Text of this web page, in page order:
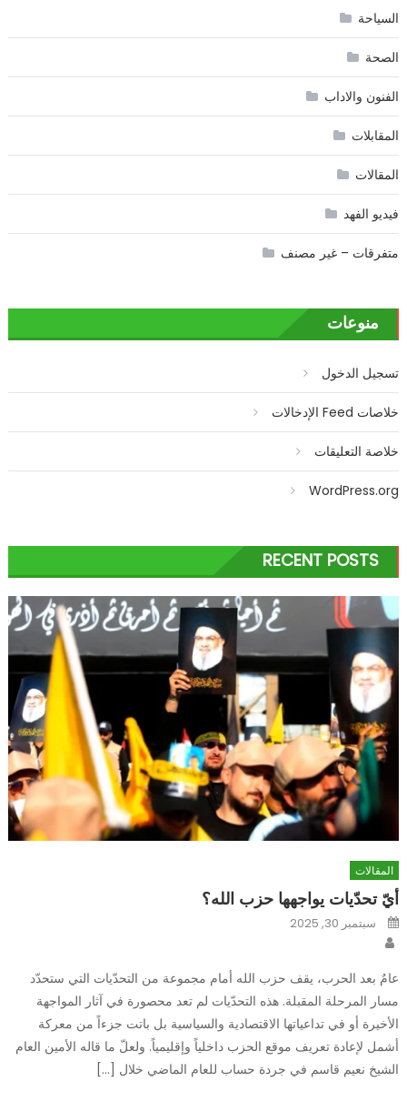
السياحة
الصحة
الفنون والاداب
المقابلات
المقالات
فيديو الفهد
متفرقات – غير مصنف
منوعات
تسجيل الدخول
خلاصات Feed الإدخالات
خلاصة التعليقات
WordPress.org
RECENT POSTS
المقالات
أيّ تحدّيات يواجهها حزب الله؟
Posted
onسبتمبر 30, 2025
عامٌ بعد الحرب، يقف حزب الله أمام مجموعة من التحدّيات التي ستحدّد
مسار المرحلة المقبلة. هذه التحدّيات لم تعد محصورة في آثار المواجهة
الأخيرة أو في تداعياتها الاقتصادية والسياسية بل باتت جزءاً من معركة
أشمل لإعادة تعريف موقع الحزب داخلياً وإقليمياً. ولعلّ ما قاله الأمين العام
الشيخ نعيم قاسم في جردة حساب للعام الماضي خلال […]